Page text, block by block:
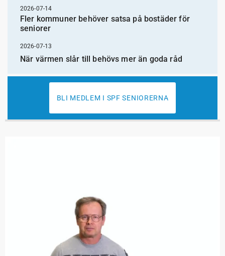
2026-07-14
Fler kommuner behöver satsa på bostäder för
seniorer
2026-07-13
När värmen slår till behövs mer än goda råd
BLI MEDLEM I SPF SENIORERNA